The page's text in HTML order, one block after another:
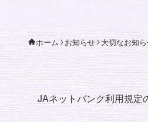
ホーム お知らせ 大切なお知
JAネットバンク利用規定